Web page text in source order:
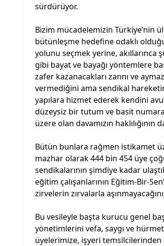
sürdürüyor.
Bizim mücadelemizin Türkiye’nin
bütünleşme hedefine odaklı
yolunu seçmek yerine, akıllarınca
gibi bayat ve bayağı yöntemlere
zafer kazanacakları zannı ve
vermediğini ama sendikal
yapılara hizmet ederek kendini
düzeysiz bir tutum ve basit
üzere olan davamızın haklılığının
Bütün bunlara rağmen istikamet
mazhar olarak 444 bin 454 üye
sendikalarının şimdiye kadar
eğitim çalışanlarının Eğitim-Bir-
zirvelerin zırvalarla
Bu vesileyle başta kurucu genel
yönetimlerini vefa, saygı ve
üyelerimize, işyeri temsilcilerinden